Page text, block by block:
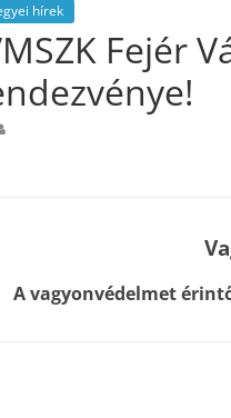
hírek
Fejér
A vagyonvédelmet